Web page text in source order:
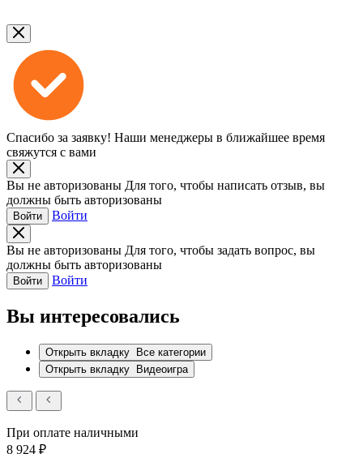
Спасибо за заявку! Наши менеджеры в ближайшее время
свяжутся с вами
Вы не авторизованы Для того, чтобы написать отзыв, вы
должны быть авторизованы
Войти Войти
Вы не авторизованы Для того, чтобы задать вопрос, вы
должны быть авторизованы
Войти Войти
Вы интересовались
Открыть вкладку
Все категории
Открыть вкладку
Видеоигра
При оплате наличными
8 924 ₽